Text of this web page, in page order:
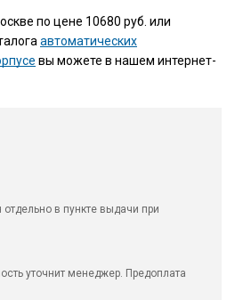
по цене 10680 руб. или
автоматических
вы можете в нашем интернет-
в пункте выдачи при
уточнит менеджер. Предоплата